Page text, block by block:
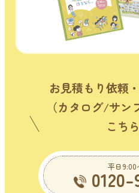
お見積もり依頼
（カタログ/サン
こち
平日9:00